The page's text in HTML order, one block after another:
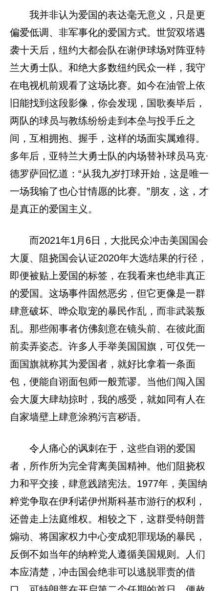
我并非认为爱国的表达毫无意义，只是更
偏爱低调、非军事化的爱国方式。世贸双塔遇
袭十天后，纽约大都会队在谢伊球场对阵亚特
兰大勇士队。和绝大多数纽约民众一样，我守
在电视机前观看了这场比赛。如今在油管上依
旧能找到这段影像，你会发现，国歌奏毕后，
两队的球员与教练纷纷走到本垒与投手丘之
间，互相拥抱、握手，这样的场面实属难得。
多年后，亚特兰大勇士队的内场替补球员马克·
德罗萨回忆道：“从我九岁打球开始，这是唯一
一场我输了也心甘情愿的比赛。”朋友，这，才
是真正的爱国主义。
而2021年1月6日，大批民众冲击美国国会
大厦、阻挠国会认证2020年大选结果的行径，
即便被贴上爱国的标签，在我看来也绝非真正
的爱国。这场事件固然恶劣，但它更像是一群
肆意破坏、哗众取宠的暴民作乱，而非武装叛
乱。那些闹事者仿佛刻意在镜头前、在彼此面
前卖弄姿态。许多人手举美国国旗，可仅凭一
面国旗就称其为爱国者，就好比拿着一条面
包，便能自诩面包师一般荒谬。当他们闯入国
会大厦大肆劫掠时，我的感受，就如同有人在
自家墙壁上肆意涂鸦污言秽语。
令人痛心的讽刺在于，这些自诩的爱国
者，所作所为完全背离美国精神。他们阻挠权
力和平交接，肆意践踏宪法。1977年，美国纳
粹党争取在伊利诺伊州斯科基市游行的权利，
还曾走上法庭维权。相较之下，这群受特朗普
煽动、将国家权力中心变成犯罪现场的暴民，
反倒不如当年的纳粹党人遵循美国规则。人们
本应清楚，冲击国会绝非可以逃脱罪责的借